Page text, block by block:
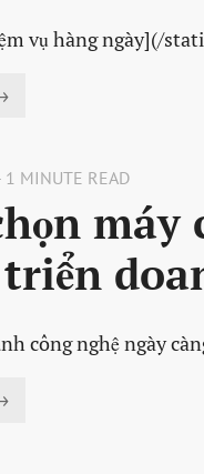
vụ hàng ngày](/
1 MINUTE READ
máy
công nghệ ngày